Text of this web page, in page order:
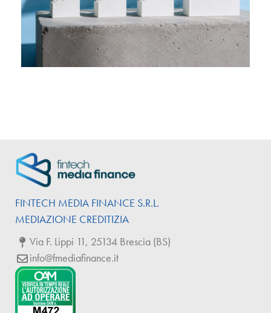
FINTECH MEDIA FINANCE S.R.L.
MEDIAZIONE CREDITIZIA
Via F. Lippi 11, 25134 Brescia (BS)
info@fmediafinance.it